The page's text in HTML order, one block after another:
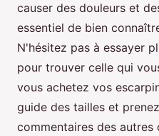
causer des douleurs et
essentiel de bien
N'hésitez pas à essayer
pour trouver celle qui
vous achetez vos
guide des tailles et
commentaires des autres